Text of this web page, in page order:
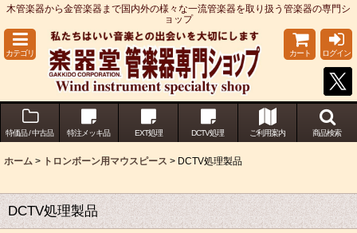
木管楽器から金管楽器まで国内外の様々な一流管楽器を取り扱う管楽器の専門シ
ョップ
カテゴリ カート ログイン
特価品 / 中古品 特注メッキ品 EXT処理 DCTV処理 ご利用案内 商品検索
ホーム > トロンボーン用マウスピース > DCTV処理製品
DCTV処理製品